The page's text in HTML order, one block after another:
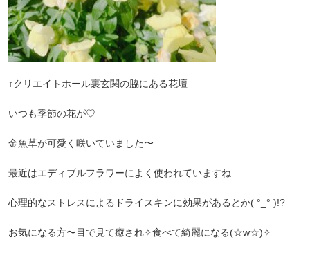
↑クリエイトホール裏玄関の脇にある花壇
いつも季節の花が♡
金魚草が可愛く咲いていました〜
最近はエディブルフラワーによく使われていますね
心理的なストレスによるドライスキンに効果があるとか( °_° )!?
お気になる方〜目で見て癒され✧︎食べて綺麗になる(☆w☆)✧︎